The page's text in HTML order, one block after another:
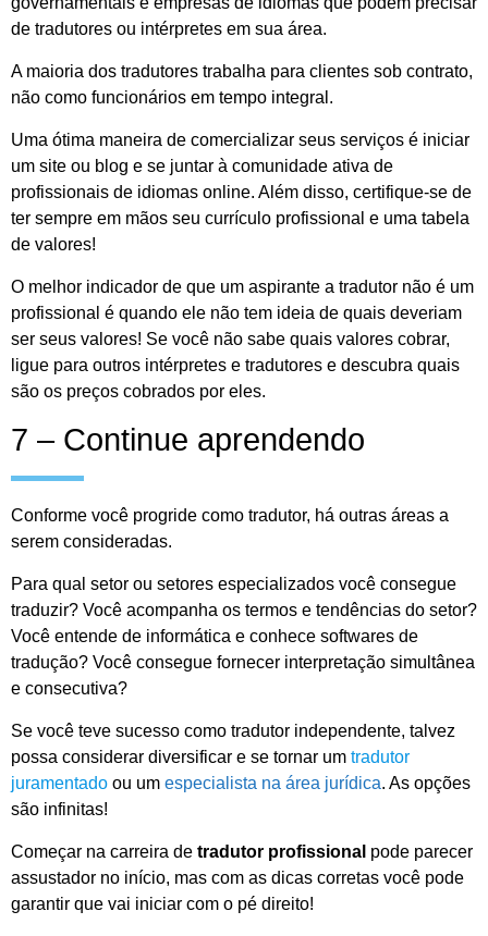
de tradutores ou intérpretes em sua área.
A maioria dos tradutores trabalha para clientes sob contrato,
não como funcionários em tempo integral.
Uma ótima maneira de comercializar seus serviços é iniciar
um site ou blog e se juntar à comunidade ativa de
profissionais de idiomas online. Além disso, certifique-se de
ter sempre em mãos seu currículo profissional e uma tabela
de valores!
O melhor indicador de que um aspirante a tradutor não é um
profissional é quando ele não tem ideia de quais deveriam
ser seus valores! Se você não sabe quais valores cobrar,
ligue para outros intérpretes e tradutores e descubra quais
são os preços cobrados por eles.
7 – Continue aprendendo
Conforme você progride como tradutor, há outras áreas a
serem consideradas.
Para qual setor ou setores especializados você consegue
traduzir? Você acompanha os termos e tendências do setor?
Você entende de informática e conhece softwares de
tradução? Você consegue fornecer interpretação simultânea
e consecutiva?
Se você teve sucesso como tradutor independente, talvez
possa considerar diversificar e se tornar um tradutor
juramentado ou um especialista na área jurídica. As opções
são infinitas!
Começar na carreira de tradutor profissional pode parecer
assustador no início, mas com as dicas corretas você pode
garantir que vai iniciar com o pé direito!